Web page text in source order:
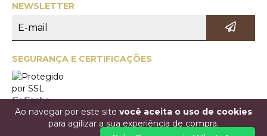
Ao navegar por este site você aceita o uso de cookies
para agilizar a sua experiência de compra.
NEWSLETTER
SEGURANÇA E CERTIFICAÇÕES